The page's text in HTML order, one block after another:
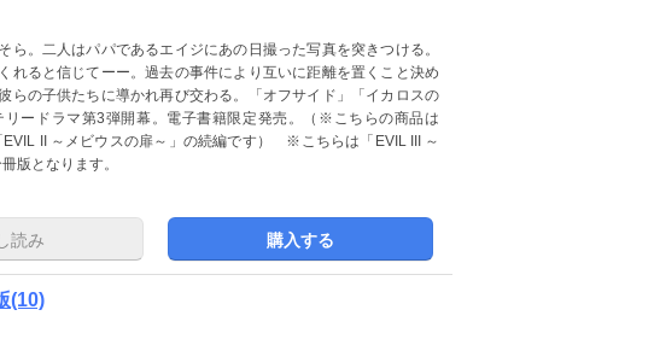
ら。二人はパパであるエイジにあの日撮った写真を突きつける。
れると信じてーー。過去の事件により互いに距離を置くこと決め
らの子供たちに導かれ再び交わる。「オフサイド」「イカロスの
ードラマ第3弾開幕。電子書籍限定発売。（※こちらの商品は
EVIL II ～メビウスの扉～」の続編です） ※こちらは「EVIL III ～
版となります。
読み 購入する
(10)